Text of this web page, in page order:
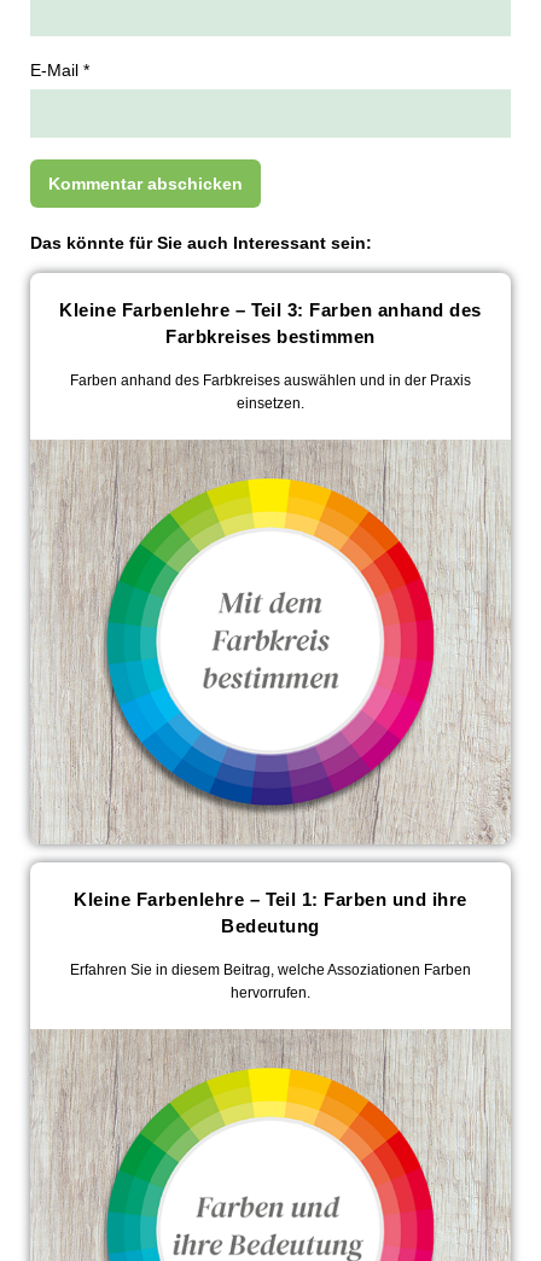
E-Mail *
Das könnte für Sie auch Interessant sein:
Kleine Farbenlehre – Teil 3: Farben anhand des
Farbkreises bestimmen
Farben anhand des Farbkreises auswählen und in der Praxis
einsetzen.
Kleine Farbenlehre – Teil 1: Farben und ihre
Bedeutung
Erfahren Sie in diesem Beitrag, welche Assoziationen Farben
hervorrufen.